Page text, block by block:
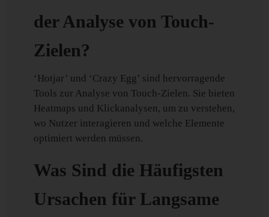
der Analyse von Touch-
Zielen?
‘Hotjar’ und ‘Crazy Egg’ sind hervorragende
Tools zur Analyse von Touch-Zielen. Sie bieten
Heatmaps und Klickanalysen, um zu verstehen,
wo Nutzer interagieren und welche Elemente
optimiert werden müssen.
Was Sind die Häufigsten
Ursachen für Langsame